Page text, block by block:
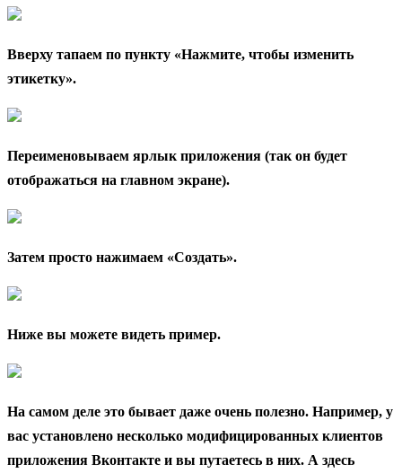
Вверху тапаем по пункту «Нажмите, чтобы изменить
этикетку».
Переименовываем ярлык приложения (так он будет
отображаться на главном экране).
Затем просто нажимаем «Создать».
Ниже вы можете видеть пример.
На самом деле это бывает даже очень полезно. Например, у
вас установлено несколько модифицированных клиентов
приложения Вконтакте и вы путаетесь в них. А здесь